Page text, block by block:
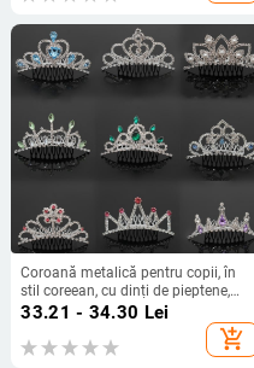
Coroană metalică pentru copii, în
stil coreean, cu dinți de pieptene,
electroplacată, ambalaj individual,
33.21 - 34.30 Lei
add_shopping_cart